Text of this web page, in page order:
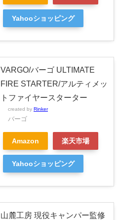
Yahooショッピング
VARGO/バーゴ ULTIMATE
FIRE STARTER/アルティメッ
トファイヤースターター
created by Rinker
バーゴ
Amazon 楽天市場
Yahooショッピング
山麓工房 現役キャンパー監修